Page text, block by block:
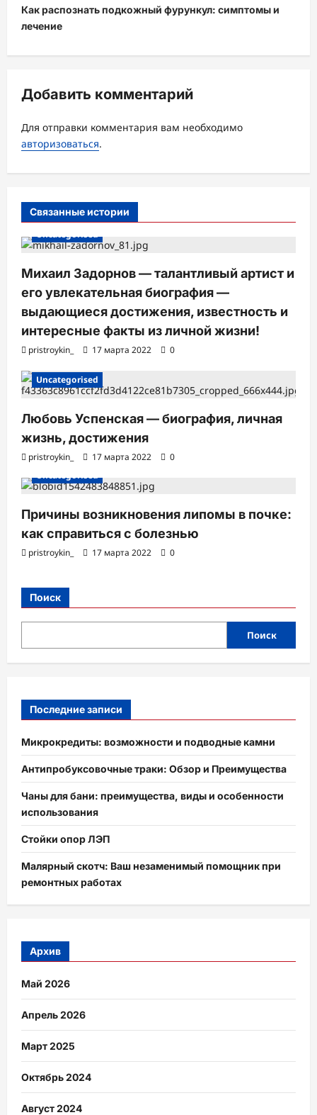
г
а
ц
я
з
а
и
Как распознать подкожный фурункул: симптомы и
лечение
Добавить комментарий
Для отправки комментария вам необходимо
авторизоваться.
Связанные истории
Uncategorised
Михаил Задорнов — талантливый артист и
его увлекательная биография —
выдающиеся достижения, известность и
интересные факты из личной жизни!
pristroykin_ 17 марта 2022 0
Uncategorised
Любовь Успенская — биография, личная
жизнь, достижения
pristroykin_ 17 марта 2022
0
Uncategorised
Причины возникновения липомы в почке:
как справиться с болезнью
pristroykin_ 17 марта 2022 0
Поиск
Поиск
Последние записи
Микрокредиты: возможности и подводные камни
Антипробуксовочные траки: Обзор и Преимущества
Чаны для бани: преимущества, виды и особенности
использования
Стойки опор ЛЭП
Малярный скотч: Ваш незаменимый помощник при
ремонтных работах
Архив
Май 2026
Апрель 2026
Март 2025
Октябрь 2024
Август 2024